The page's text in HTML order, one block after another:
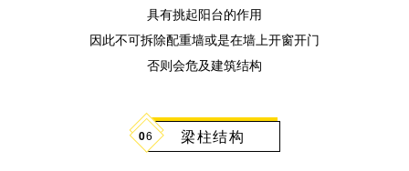
具有挑起阳台的作用
因此不可拆除配重墙或是在墙上开窗开门
否则会危及建筑结构
06 梁柱结构